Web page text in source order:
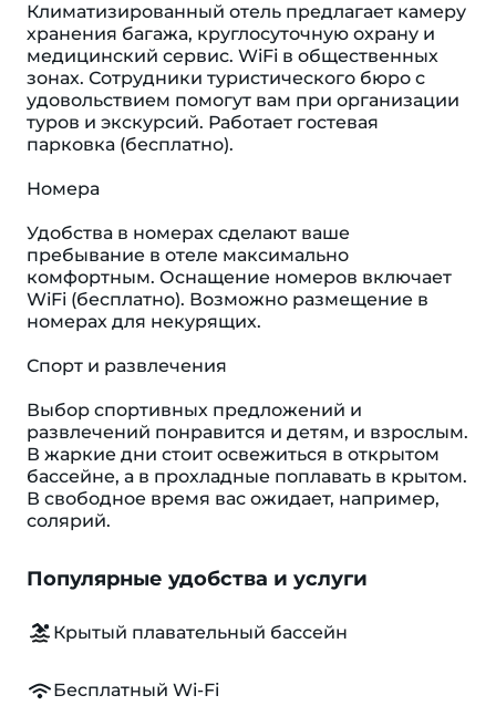
Климатизированный отель предлагает камеру
хранения багажа, круглосуточную охрану и
медицинский сервис. WiFi в общественных
зонах. Сотрудники туристического бюро с
удовольствием помогут вам при организации
туров и экскурсий. Работает гостевая
парковка (бесплатно).
Номера
Удобства в номерах сделают ваше
пребывание в отеле максимально
комфортным. Оснащение номеров включает
WiFi (бесплатно). Возможно размещение в
номерах для некурящих.
Спорт и развлечения
Выбор спортивных предложений и
развлечений понравится и детям, и взрослым.
В жаркие дни стоит освежиться в открытом
бассейне, а в прохладные поплавать в крытом.
В свободное время вас ожидает, например,
солярий.
Популярные удобства и услуги
Крытый плавательный бассейн
Бесплатный Wi-Fi